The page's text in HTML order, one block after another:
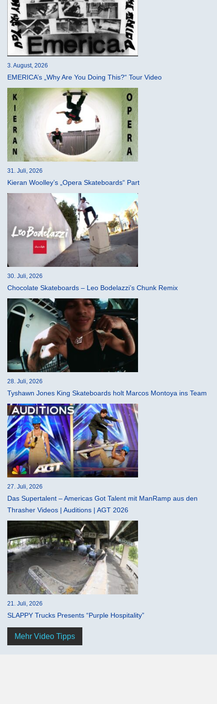
3. August, 2026
EMERICA’s „Why Are You Doing This?“ Tour Video
31. Juli, 2026
Kieran Woolley’s „Opera Skateboards“ Part
30. Juli, 2026
Chocolate Skateboards – Leo Bodelazzi’s Chunk Remix
28. Juli, 2026
Tyshawn Jones King Skateboards holt Marcos Montoya ins Team
27. Juli, 2026
Das Supertalent – Americas Got Talent mit ManRamp aus den
Thrasher Videos | Auditions | AGT 2026
21. Juli, 2026
SLAPPY Trucks Presents “Purple Hospitality”
Mehr Video Tipps